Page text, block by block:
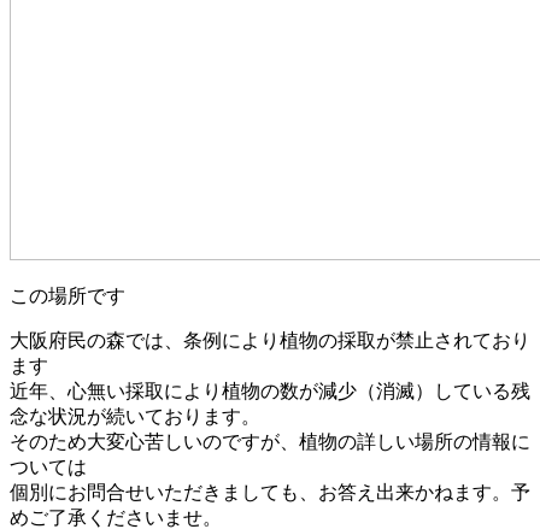
この場所です
大阪府民の森では、条例により植物の採取が禁止されており
ます
近年、心無い採取により植物の数が減少（消滅）している残
念な状況が続いております。
そのため大変心苦しいのですが、植物の詳しい場所の情報に
ついては
個別にお問合せいただきましても、お答え出来かねます。予
めご了承くださいませ。